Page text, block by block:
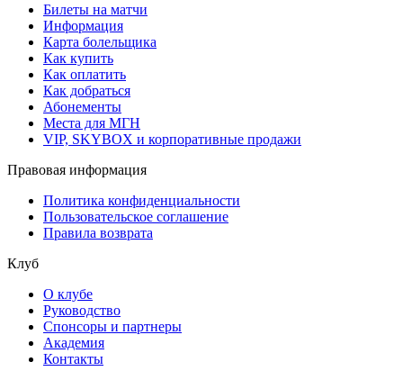
Билеты на матчи
Информация
Карта болельщика
Как купить
Как оплатить
Как добраться
Абонементы
Места для МГН
VIP, SKYBOX и корпоративные продажи
Правовая информация
Политика конфиденциальности
Пользовательское соглашение
Правила возврата
Клуб
О клубе
Руководство
Спонсоры и партнеры
Академия
Контакты